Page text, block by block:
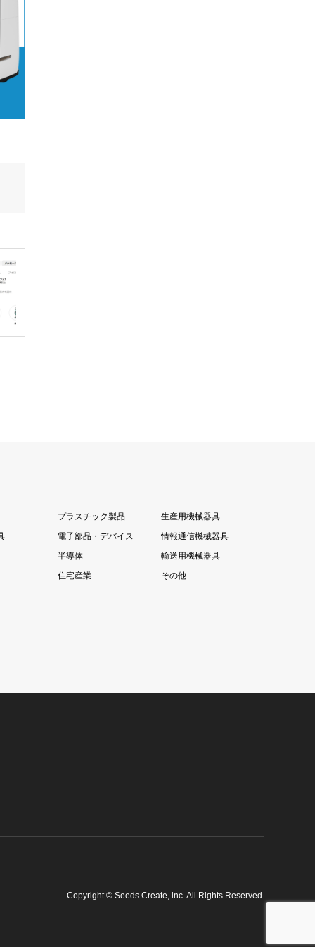
プラスチック製品
生産用機械器具
電子部品・デバイス
情報通信機械器具
半導体
輸送用機械器具
住宅産業
その他
Copyright © Seeds Create, inc . All Rights Reserved.